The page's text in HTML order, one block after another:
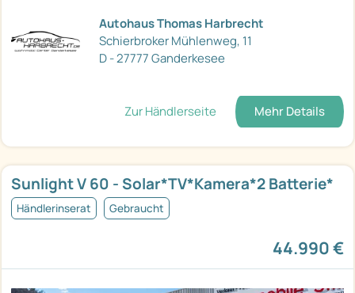
Autohaus Thomas Harbrecht
Schierbroker Mühlenweg, 11
D - 27777 Ganderkesee
Zur Händlerseite Mehr Details
Sunlight V 60 - Solar*TV*Kamera*2 Batterie*
Händlerinserat Gebraucht
44.990 €